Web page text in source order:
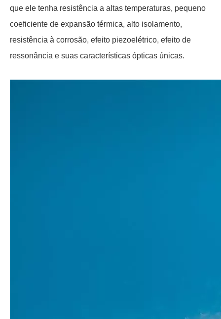
que ele tenha resistência a altas temperaturas, pequeno
coeficiente de expansão térmica, alto isolamento,
resistência à corrosão, efeito piezoelétrico, efeito de
ressonância e suas características ópticas únicas.